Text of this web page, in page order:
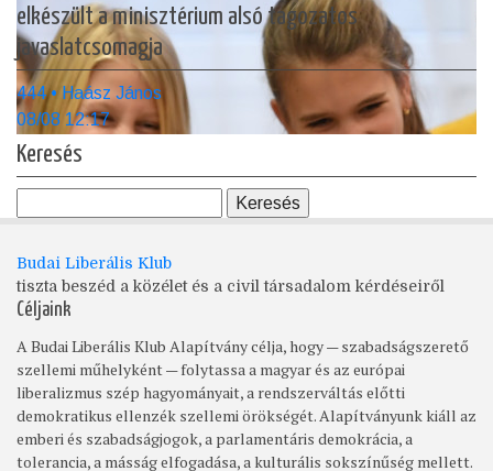
elkészült a minisztérium alsó tagozatos
javaslatcsomagja
444 • Haász János
08/08 12:17
Keresés
Budai Liberális Klub
tiszta beszéd a közélet és a civil társadalom kérdéseiről
Céljaink
A Budai Liberális Klub Alapítvány célja, hogy — szabadságszerető
szellemi műhelyként — folytassa a magyar és az európai
liberalizmus szép hagyományait, a rendszerváltás előtti
demokratikus ellenzék szellemi örökségét. Alapítványunk kiáll az
emberi és szabadságjogok, a parlamentáris demokrácia, a
tolerancia, a másság elfogadása, a kulturális sokszínűség mellett.